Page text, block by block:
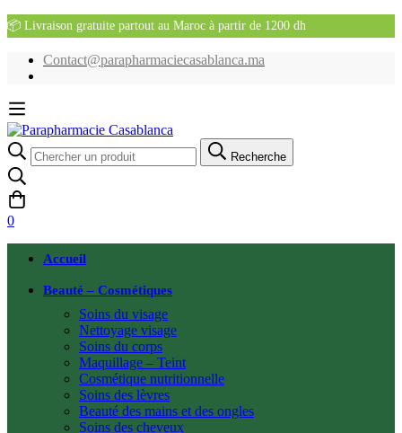
📦 Livraison gratuite partout au Maroc à partir de 1200 dh
Contact@parapharmaciecasablanca.ma
Recherche
pour:
Recherche
0
Accueil
Beauté – Cosmétiques
Soins du visage
Nettoyage visage
Soins du corps
Maquillage – Teint
Cosmétique nutritionnelle
Soins des lèvres
Beauté des mains et des ongles
Soins des cheveux